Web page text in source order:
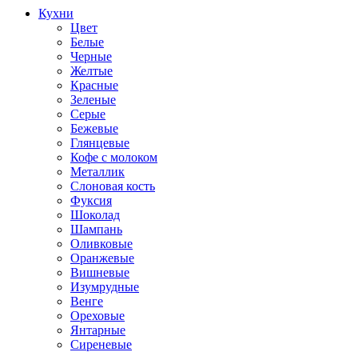
Кухни
Цвет
Белые
Черные
Желтые
Красные
Зеленые
Серые
Бежевые
Глянцевые
Кофе с молоком
Металлик
Слоновая кость
Фуксия
Шоколад
Шампань
Оливковые
Оранжевые
Вишневые
Изумрудные
Венге
Ореховые
Янтарные
Сиреневые